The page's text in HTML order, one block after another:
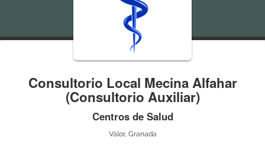
Consultorio Local Mecina Alfahar
(Consultorio Auxiliar)
Centros de Salud
Válor, Granada